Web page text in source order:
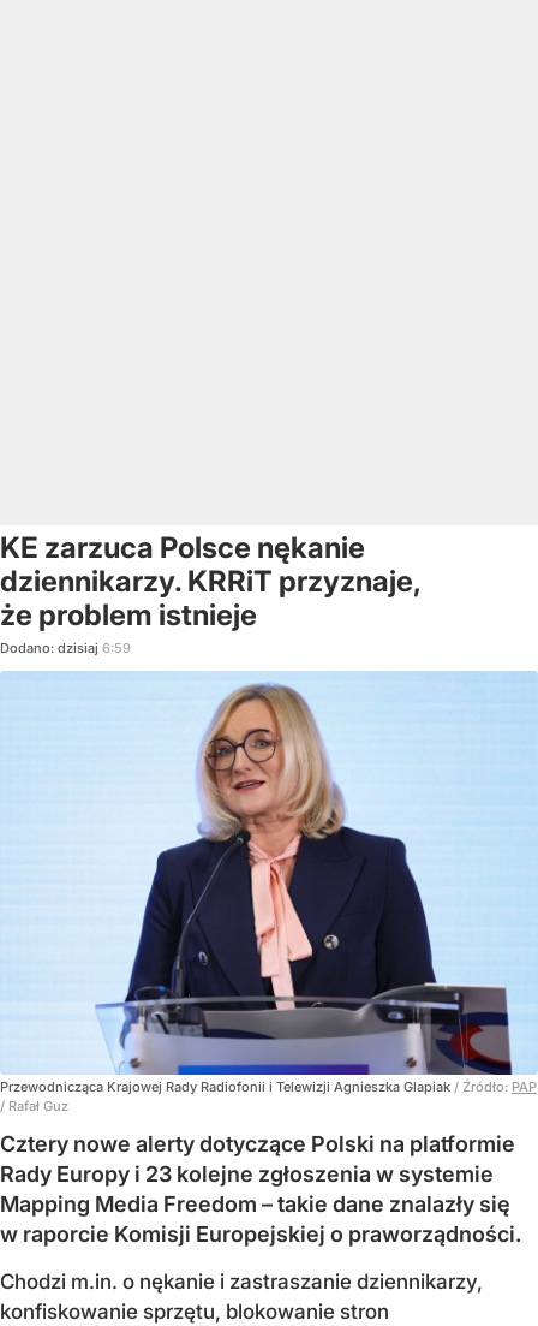
KE zarzuca Polsce nękanie
dziennikarzy. KRRiT przyznaje,
że problem istnieje
Dodano: dzisiaj 6:59
Przewodnicząca Krajowej Rady Radiofonii i Telewizji Agnieszka Glapiak / Źródło: PAP
/ Rafał Guz
Cztery nowe alerty dotyczące Polski na platformie
Rady Europy i 23 kolejne zgłoszenia w systemie
Mapping Media Freedom – takie dane znalazły się
w raporcie Komisji Europejskiej o praworządności.
Chodzi m.in. o nękanie i zastraszanie dziennikarzy,
konfiskowanie sprzętu, blokowanie stron